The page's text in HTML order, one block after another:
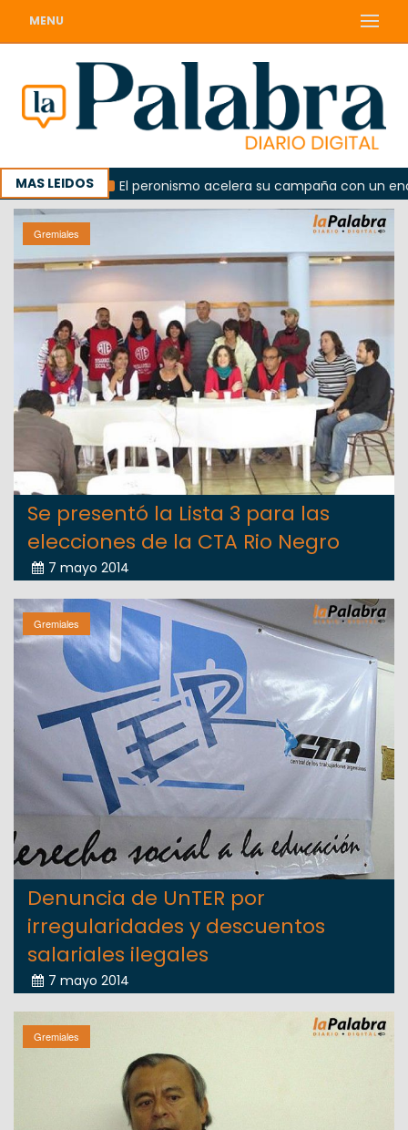
MENU
MAS LEIDOSEl peronismo acelera su campaña con un
Gremiales
Se presentó la Lista 3 para las
elecciones de la CTA Rio Negro
7 mayo 2014
Gremiales
Denuncia de UnTER por
irregularidades y descuentos
salariales ilegales
7 mayo 2014
Gremiales